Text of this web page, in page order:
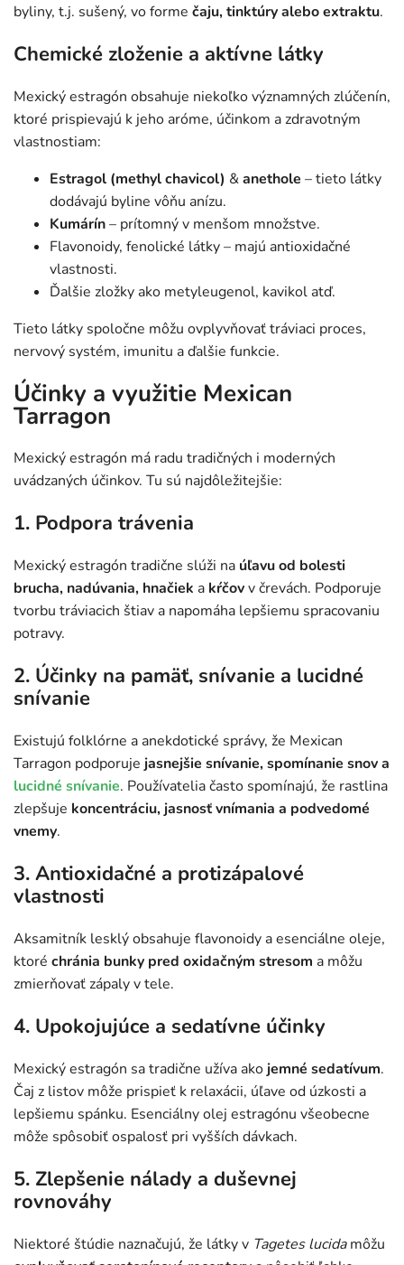
byliny, t.j. sušený, vo forme čaju, tinktúry alebo extraktu.
Chemické zloženie a aktívne látky
Mexický estragón obsahuje niekoľko významných zlúčenín,
ktoré prispievajú k jeho aróme, účinkom a zdravotným
vlastnostiam:
Estragol (methyl chavicol) &anethole – tieto látky
dodávajú byline vôňu anízu.
Kumárín– prítomný v menšom množstve.
Flavonoidy, fenolické látky – majú antioxidačné
vlastnosti.
Ďalšie zložky ako metyleugenol, kavikol atď.
Tieto látky spoločne môžu ovplyvňovať tráviaci proces,
nervový systém, imunitu a ďalšie funkcie.
Účinky a využitie Mexican
Tarragon
Mexický estragón má radu tradičných i moderných
uvádzaných účinkov. Tu sú najdôležitejšie:
1. Podpora trávenia
Mexický estragón tradične slúži na úľavu od bolesti
brucha, nadúvania, hnačiek a kŕčovv črevách. Podporuje
tvorbu tráviacich štiav a napomáha lepšiemu spracovaniu
potravy.
2. Účinky na pamäť, snívanie a lucidné
snívanie
Existujú folklórne a anekdotické správy, že Mexican
Tarragon podporuje jasnejšie snívanie, spomínanie snov a
lucidné snívanie. Používatelia často spomínajú, že rastlina
zlepšuje koncentráciu, jasnosť vnímania a podvedomé
vnemy.
3. Antioxidačné a protizápalové
vlastnosti
Aksamitník lesklý obsahuje flavonoidy a esenciálne oleje,
ktoré chránia bunky pred oxidačným stresom a môžu
zmierňovať zápaly v tele.
4. Upokojujúce a sedatívne účinky
Mexický estragón sa tradične užíva ako jemné sedatívum.
Čaj z listov môže prispieť k relaxácii, úľave od úzkosti a
lepšiemu spánku. Esenciálny olej estragónu všeobecne
môže spôsobiť ospalosť pri vyšších dávkach.
5. Zlepšenie nálady a duševnej
rovnováhy
Niektoré štúdie naznačujú, že látky v Tagetes lucidamôžu